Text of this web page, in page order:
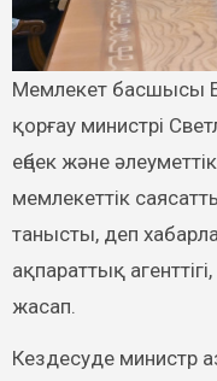
Мемлекет басшысы Еңбек және халықты әлеуметтік
қорғау министрі
еңбек және
мемлекеттік
танысты, деп
ақпараттық
жасап.
Кездесуде министр